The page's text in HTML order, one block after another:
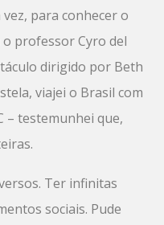
para conhecer o
professor Cyro del
dirigido por Beth
viajei o Brasil com
– testemunhei que,
Ter infinitas
sociais. Pude